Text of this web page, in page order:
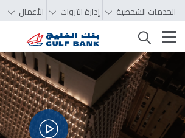
الخدمات الشخصية إدارة الثروات الأعمال
تغيير التصفّح